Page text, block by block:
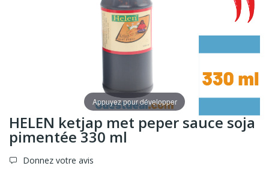
Appuyez pour développer
HELEN ketjap met peper sauce soja
pimentée 330 ml
Donnez votre avis